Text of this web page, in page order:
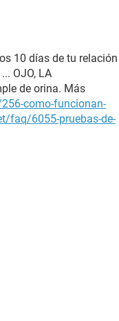
10 días de tu relación
OJO, LA
de orina. Más
como-funcionan-
faq/6055-pruebas-de-